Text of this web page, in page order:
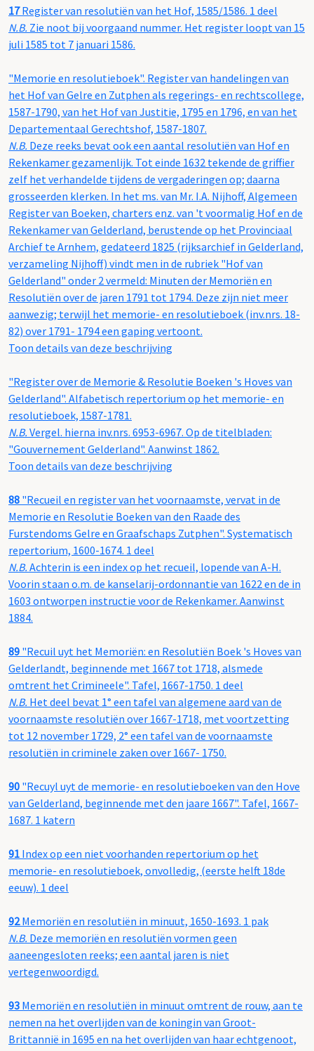
17Register van resolutiën van het Hof, 1585/1586. 1 deel
N.B. Zie noot bij voorgaand nummer. Het register loopt van 15
juli 1585 tot 7 januari 1586.
"Memorie en resolutieboek". Register van handelingen van
het Hof van Gelre en Zutphen als regerings- en rechtscollege,
1587-1790, van het Hof van Justitie, 1795 en 1796, en van het
Departementaal Gerechtshof, 1587-1807.
N.B. Deze reeks bevat ook een aantal resolutiën van Hof en
Rekenkamer gezamenlijk. Tot einde 1632 tekende de griffier
zelf het verhandelde tijdens de vergaderingen op; daarna
grosseerden klerken. In het ms. van Mr. I.A. Nijhoff, Algemeen
Register van Boeken, charters enz. van 't voormalig Hof en de
Rekenkamer van Gelderland, berustende op het Provinciaal
Archief te Arnhem, gedateerd 1825 (rijksarchief in Gelderland,
verzameling Nijhoff) vindt men in de rubriek "Hof van
Gelderland" onder 2 vermeld: Minuten der Memoriën en
Resolutiën over de jaren 1791 tot 1794. Deze zijn niet meer
aanwezig; terwijl het memorie- en resolutieboek (inv.nrs. 18-
82) over 1791- 1794 een gaping vertoont.
Toon details van deze beschrijving
"Register over de Memorie & Resolutie Boeken 's Hoves van
Gelderland". Alfabetisch repertorium op het memorie- en
resolutieboek, 1587-1781.
N.B. Vergel. hierna inv.nrs. 6953-6967. Op de titelbladen:
"Gouvernement Gelderland". Aanwinst 1862.
Toon details van deze beschrijving
88 "Recueil en register van het voornaamste, vervat in de
Memorie en Resolutie Boeken van den Raade des
Furstendoms Gelre en Graafschaps Zutphen". Systematisch
repertorium, 1600-1674. 1 deel
N.B. Achterin is een index op het recueil, lopende van A-H.
Voorin staan o.m. de kanselarij-ordonnantie van 1622 en de in
1603 ontworpen instructie voor de Rekenkamer. Aanwinst
1884.
89 "Recuil uyt het Memoriën: en Resolutiën Boek 's Hoves van
Gelderlandt, beginnende met 1667 tot 1718, alsmede
omtrent het Crimineele". Tafel, 1667-1750. 1 deel
N.B. Het deel bevat 1° een tafel van algemene aard van de
voornaamste resolutiën over 1667-1718, met voortzetting
tot 12 november 1729, 2° een tafel van de voornaamste
resolutiën in criminele zaken over 1667- 1750.
90 "Recuyl uyt de memorie- en resolutieboeken van den Hove
van Gelderland, beginnende met den jaare 1667". Tafel, 1667-
1687. 1 katern
91 Index op een niet voorhanden repertorium op het
memorie- en resolutieboek, onvolledig, (eerste helft 18de
eeuw). 1 deel
92Memoriën en resolutiën in minuut, 1650-1693. 1 pak
N.B. Deze memoriën en resolutiën vormen geen
aaneengesloten reeks; een aantal jaren is niet
vertegenwoordigd.
93 Memoriën en resolutiën in minuut omtrent de rouw, aan te
nemen na het overlijden van de koningin van Groot-
Brittannië in 1695 en na het overlijden van haar echtgenoot,